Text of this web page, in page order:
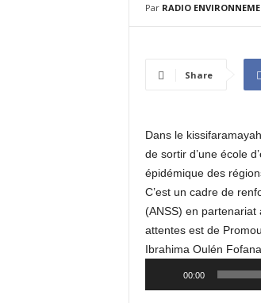
Par RADIO
Share
Dans le
de sortir d’une école
épidémique des
C’est un cadre de
(ANSS) en partenariat
attentes est de
Ibrahima Oulén
00:00